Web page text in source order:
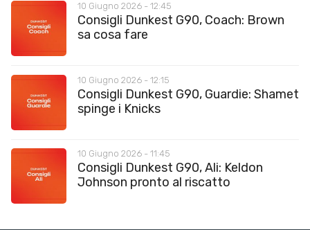
10 Giugno 2026 - 12:45
Consigli Dunkest G90, Coach: Brown
sa cosa fare
10 Giugno 2026 - 12:15
Consigli Dunkest G90, Guardie: Shamet
spinge i Knicks
10 Giugno 2026 - 11:45
Consigli Dunkest G90, Ali: Keldon
Johnson pronto al riscatto